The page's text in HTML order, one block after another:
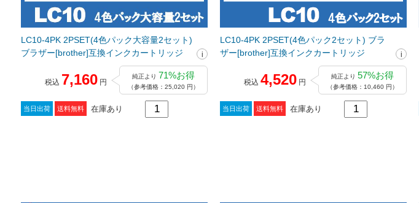
LC10-4PK 2PSET(4色パック大容量2セット)
ブラザー[brother]互換インクカートリッジ
税込 7,160 円
純正より 71%お得
（参考価格：25,020 円）
当日出荷 送料無料 在庫あり
LC10-4PK 2PSET(4色パック2セット) ブラ
ザー[brother]互換インクカートリッジ
税込 4,520 円
純正より 57%お得
（参考価格：10,460 円）
当日出荷 送料無料 在庫あり